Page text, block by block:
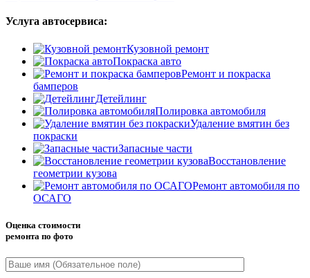
Услуга автосервиса:
Кузовной ремонт
Покраска авто
Ремонт и покраска
бамперов
Детейлинг
Полировка автомобиля
Удаление вмятин без
покраски
Запасные части
Восстановление
геометрии кузова
Ремонт автомобиля по
ОСАГО
Оценка стоимости
ремонта по фото